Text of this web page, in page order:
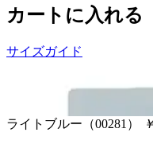
カートに入れる
サイズガイド
ライトブルー（00281）